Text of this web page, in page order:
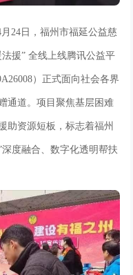
24日，福州市福延公益慈
援” 全线上线腾讯公益平
）正式面向社会各界
通道。项目聚焦基层困难
助资源短板，标志着福州
度融合、数字化透明帮扶